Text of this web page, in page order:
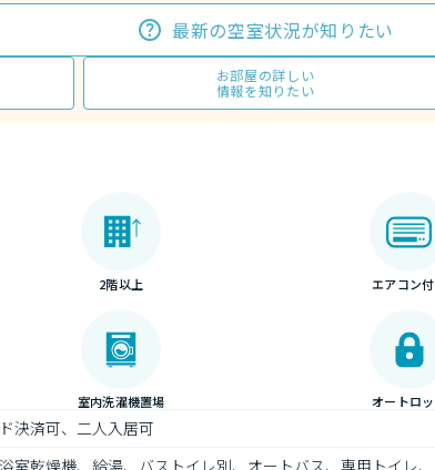
最新の空室状況が知りたい
お部屋の詳しい
情報を知りたい
2階以上 エアコン
室内洗濯機置場 オートロ
決済可、二人入居可
室乾燥機、給湯、バストイレ別、オートバス、専用トイレ